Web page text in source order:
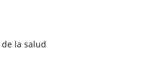
la salud